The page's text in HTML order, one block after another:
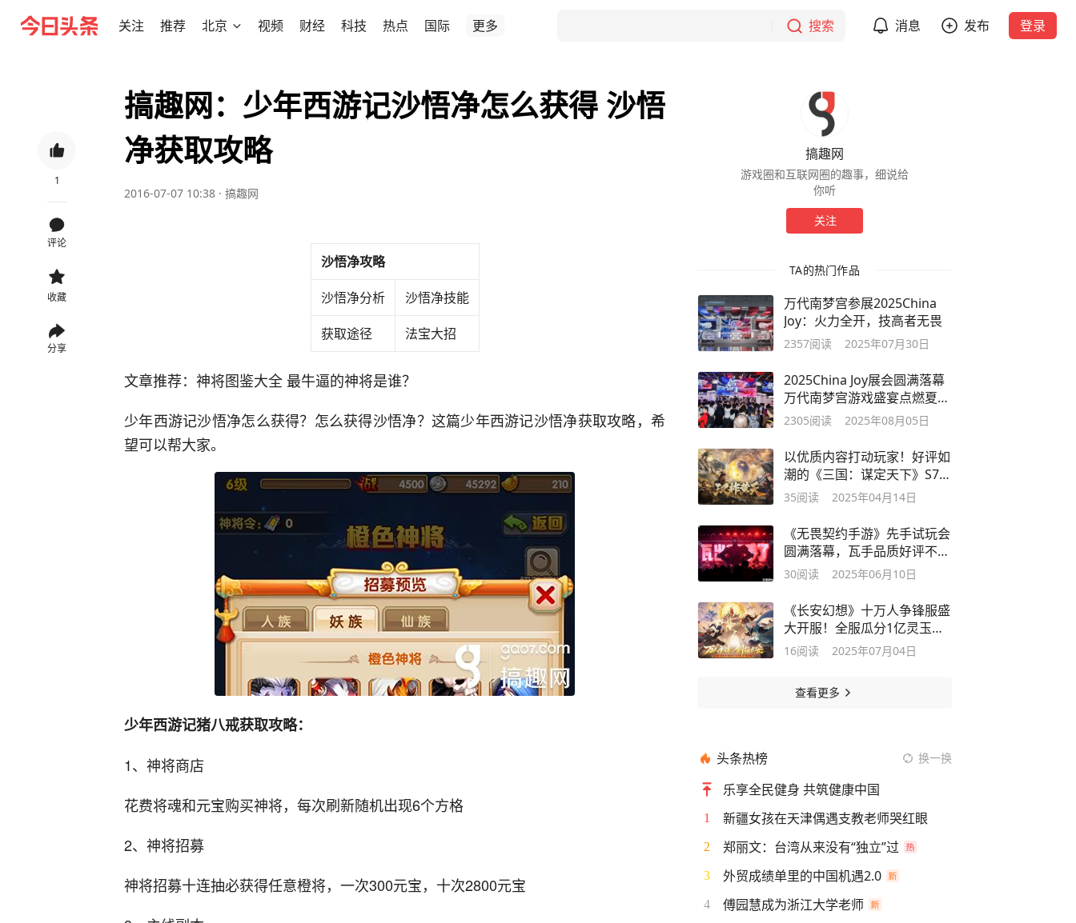
关注 推荐 北京 视频 财经 科技 热点 国际 更多 搜索 消息 发布 登录
1
评论
收藏
分享
搞趣网：少年西游记沙悟净怎么获得 沙悟
净获取攻略
2016-07-07 10:38 · 搞趣网
沙悟净攻略
沙悟净分析
沙悟净技能
获取途径
法宝大招
文章推荐：神将图鉴大全 最牛逼的神将是谁？
少年西游记沙悟净怎么获得？怎么获得沙悟净？这篇少年西游记沙悟净获取攻略，希
望可以帮大家。
少年西游记猪八戒获取攻略：
1、神将商店
花费将魂和元宝购买神将，每次刷新随机出现6个方格
2、神将招募
神将招募十连抽必获得任意橙将，一次300元宝，十次2800元宝
搞趣网
游戏圈和互联网圈的趣事，细说给
你听
关注
TA的热门作品
万代南梦宫参展2025China
Joy：火力全开，技高者无畏
2357阅读 2025年07月30日
2025China Joy展会圆满落幕
万代南梦宫游戏盛宴点燃夏日
激情
2305阅读 2025年08月05日
以优质内容打动玩家！好评如
潮的《三国：谋定天下》S7赛
季已上线
35阅读 2025年04月14日
《无畏契约手游》先手试玩会
圆满落幕，瓦手品质好评不
断！
30阅读 2025年06月10日
《长安幻想》十万人争锋服盛
大开服！全服瓜分1亿灵玉，
热血开战
16阅读 2025年07月04日
查看更多
头条热榜 换一换
乐享全民健身 共筑健康中国
1 新疆女孩在天津偶遇支教老师哭红眼
2 郑丽文：台湾从来没有“独立”过
3 外贸成绩单里的中国机遇2.0
4 傅园慧成为浙江大学老师